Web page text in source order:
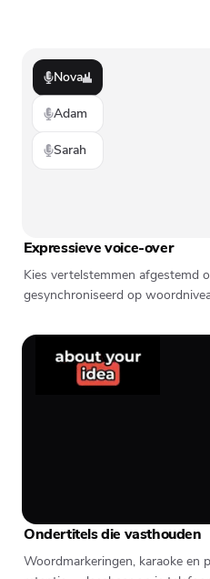
Nova
Adam
Sarah
Expressieve voice-over
Kies vertelstemmen
gesynchroniseerd op
Ondertitels die vasthouden
Woordmarkeringen, karaoke en